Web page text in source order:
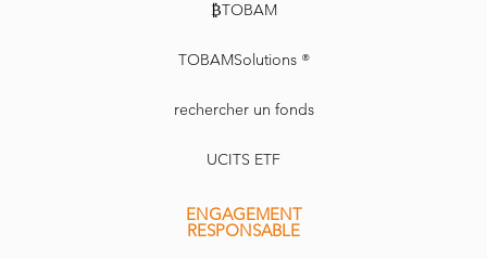
₿TOBAM
TOBAMSolutions ®
rechercher un fonds
UCITS ETF
ENGAGEMENT
RESPONSABLE